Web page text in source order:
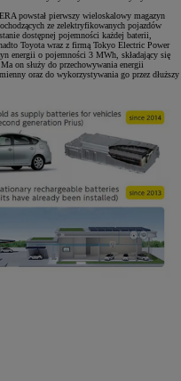
powstał pierwszy wieloskalowy magazyn
ze zelektryfikowanych pojazdów
dostępnej pojemności każdej baterii,
Toyota wraz z firmą Tokyo Electric Power
energii o pojemności 3 MWh, składający się
on służy do przechowywania energii
oraz do wykorzystywania go przez dłuższy